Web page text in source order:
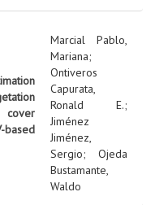
based
Marcial Pablo,
Mariana;
Ontiveros
Capurata,
Ronald E.;
Jiménez
Jiménez,
Sergio; Ojeda
Bustamante,
Waldo